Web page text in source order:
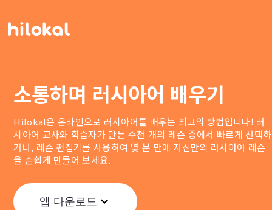
소통하며 러시아어 배우기
Hilokal은 온라인으로 러시아어를 배우는 최고의 방법입니다! 러
시아어 교사와 학습자가 만든 수천 개의 레슨 중에서 빠르게 선택하
거나, 레슨 편집기를 사용하여 몇 분 만에 자신만의 러시아어 레슨
을 손쉽게 만들어 보세요.
앱 다운로드